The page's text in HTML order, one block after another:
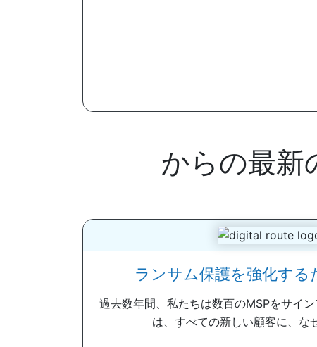
からの最
ランサム保護を強化す
過去数年間、私たちは数百のMSPをサイ
は、すべての新しい顧客に、な